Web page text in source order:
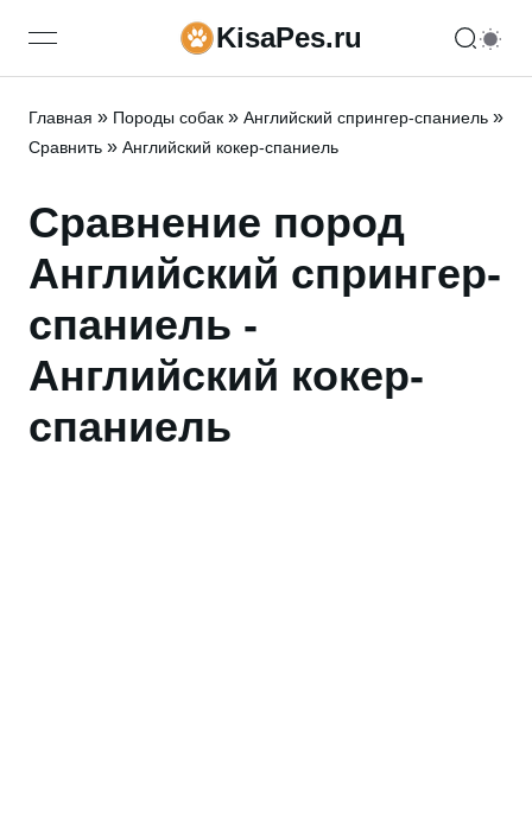
open navigation menuKisaPes.ru
Главная » Породы собак » Английский спрингер-спаниель »
Сравнить » Английский кокер-спаниель
Сравнение пород
Английский спрингер-
спаниель -
Английский кокер-
спаниель